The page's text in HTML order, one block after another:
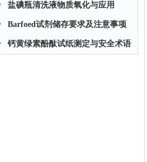
盐碘瓶清洗液物质氧化与应用
Barfoed试剂储存要求及注意事项
钙黄绿素酚酞试纸测定与安全术语